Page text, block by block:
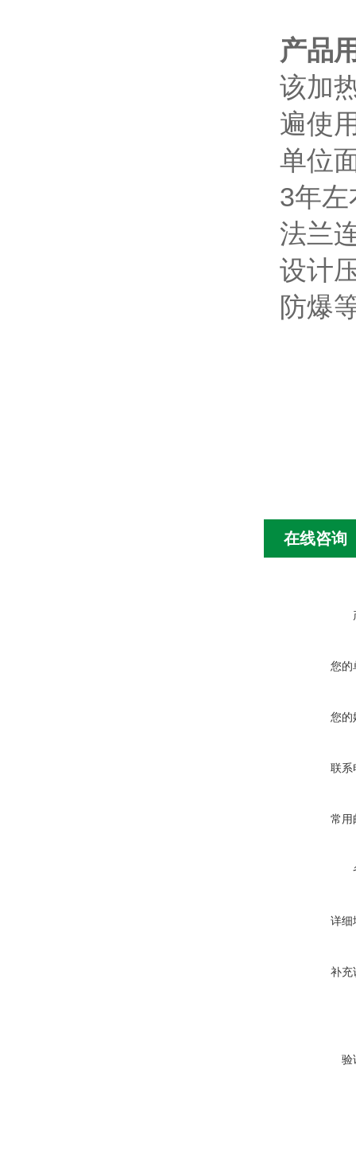
产品
该加
遍使
单位
3年
法兰
设计
防爆
在线咨询
您的
您的
联系
常用
详细
补充
验